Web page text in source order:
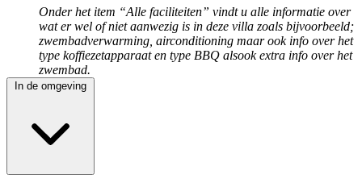
Onder het item “Alle faciliteiten” vindt u alle informatie over
wat er wel of niet aanwezig is in deze villa zoals bijvoorbeeld;
zwembadverwarming, airconditioning maar ook info over het
type koffiezetapparaat en type BBQ alsook extra info over het
zwembad.